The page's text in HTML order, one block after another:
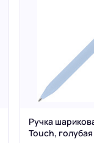
Ручка
Touch, голубая